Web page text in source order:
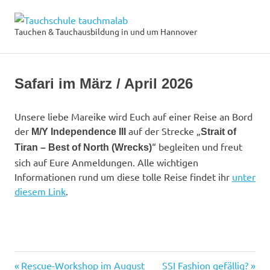
Inhalt
springen
Tauchschule
tauchmalab
Tauchen & Tauchausbildung in und um Hannover
Safari im März / April 2026
Unsere liebe Mareike wird Euch auf einer Reise an Bord
der M/Y Independence III auf der Strecke „Strait of
Tiran – Best of North (Wrecks)“ begleiten und freut
sich auf Eure Anmeldungen. Alle wichtigen
Informationen rund um diese tolle Reise findet ihr unter
diesem Link.
Vorheriger
Rescue-Workshop im August
Nächster
SSI Fashion gefällig?